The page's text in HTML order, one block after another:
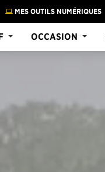
MES OUTILS NUMÉRIQUES
OCCASION